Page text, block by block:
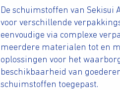
De schuimstoffen van Sekisui
voor verschillende
eenvoudige via complexe
meerdere materialen tot en
oplossingen voor het
beschikbaarheid van
schuimstoffen toegepast.